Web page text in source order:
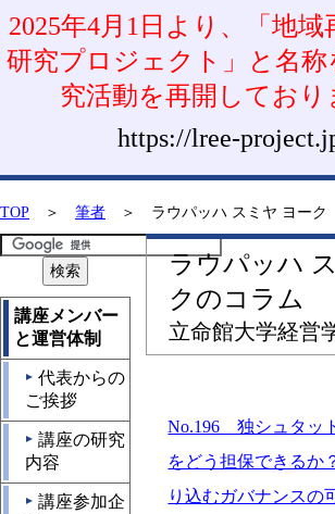
2025年4月1日より、「地域
研究プロジェクト」と名称
究活動を再開しており
https://lree-
TOP ＞ 筆者 ＞ ラウパッハ スミヤ ヨーク
講座メンバー
と運営体制
▲ 代表からの
ご挨拶
▲ 講座の研究
内容
▲ 講座参加企
ラウパッハ
クのコラム
立命館大学経営
No.196 独シュタッ
をどう担保できるか
り込むガバナンスの